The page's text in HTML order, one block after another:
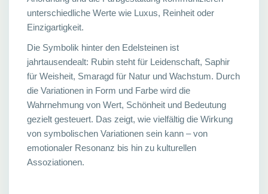
unterschiedliche Werte wie Luxus, Reinheit oder
Einzigartigkeit.
Die Symbolik hinter den Edelsteinen ist
jahrtausendealt: Rubin steht für Leidenschaft, Saphir
für Weisheit, Smaragd für Natur und Wachstum. Durch
die Variationen in Form und Farbe wird die
Wahrnehmung von Wert, Schönheit und Bedeutung
gezielt gesteuert. Das zeigt, wie vielfältig die Wirkung
von symbolischen Variationen sein kann – von
emotionaler Resonanz bis hin zu kulturellen
Assoziationen.